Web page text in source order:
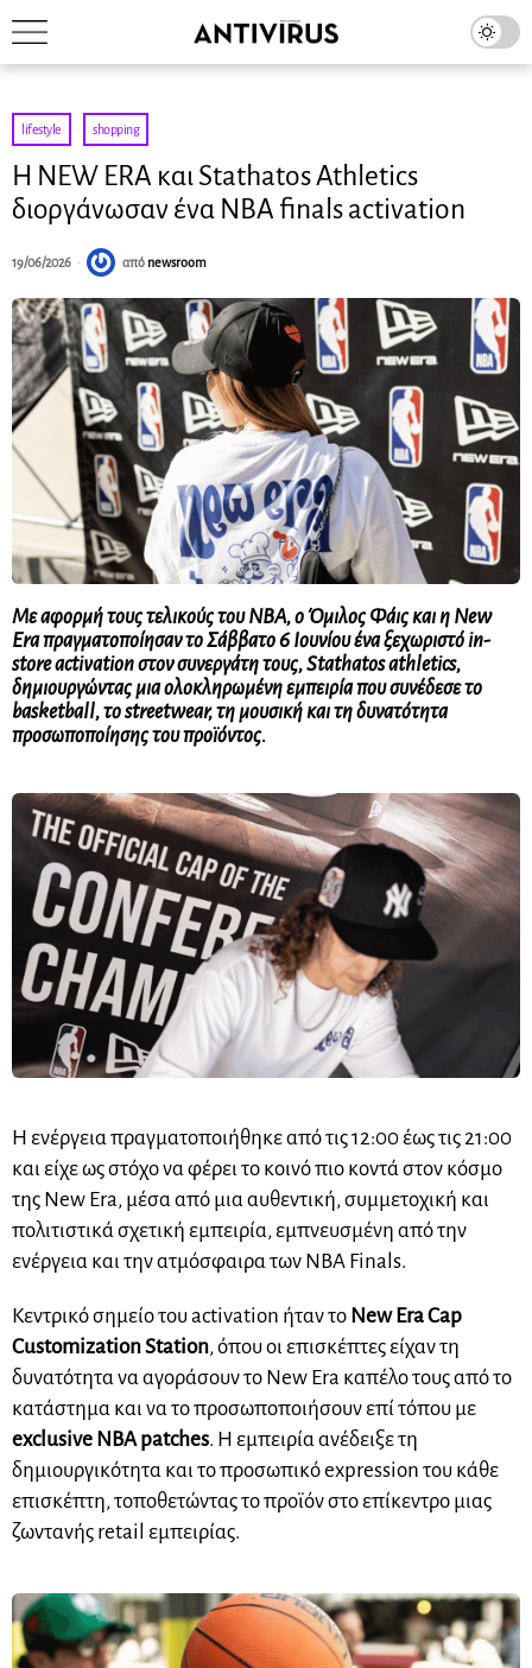
lifestyle · shopping
H NEW ERA και Stathatos Athletics
διοργάνωσαν ένα NBA finals activation
19/06/2026 από newsroom
Με αφορμή τους τελικούς του NBA, ο Όμιλος Φάις και η New
Era πραγματοποίησαν το Σάββατο 6 Ιουνίου ένα ξεχωριστό in-
store activation στον συνεργάτη τους, Stathatos athletics,
δημιουργώντας μια ολοκληρωμένη εμπειρία που συνέδεσε το
basketball, το streetwear, τη μουσική και τη δυνατότητα
προσωποποίησης του προϊόντος.
Η ενέργεια πραγματοποιήθηκε από τις 12:00 έως τις 21:00
και είχε ως στόχο να φέρει το κοινό πιο κοντά στον κόσμο
της New Era, μέσα από μια αυθεντική, συμμετοχική και
πολιτιστικά σχετική εμπειρία, εμπνευσμένη από την
ενέργεια και την ατμόσφαιρα των NBA Finals.
Κεντρικό σημείο του activation ήταν το New Era Cap
Customization Station, όπου οι επισκέπτες είχαν τη
δυνατότητα να αγοράσουν το New Era καπέλο τους από το
κατάστημα και να το προσωποποιήσουν επί τόπου με
exclusive NBA patches. Η εμπειρία ανέδειξε τη
δημιουργικότητα και το προσωπικό expression του κάθε
επισκέπτη, τοποθετώντας το προϊόν στο επίκεντρο μιας
ζωντανής retail εμπειρίας.